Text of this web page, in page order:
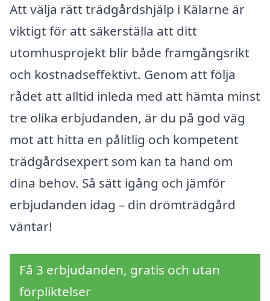
Att välja rätt trädgårdshjälp i Kälarne är
viktigt för att säkerställa att ditt
utomhusprojekt blir både framgångsrikt
och kostnadseffektivt. Genom att följa
rådet att alltid inleda med att hämta minst
tre olika erbjudanden, är du på god väg
mot att hitta en pålitlig och kompetent
trädgårdsexpert som kan ta hand om
dina behov. Så sätt igång och jämför
erbjudanden idag – din drömträdgård
väntar!
Få 3 erbjudanden, gratis och utan
förpliktelser